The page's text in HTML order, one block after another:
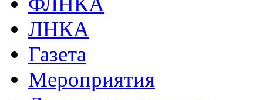
ЛНКА
Газета
Мероприятия